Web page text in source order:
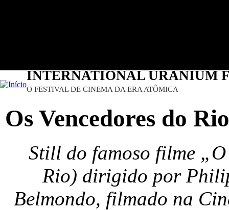
INTERNATIONAL URANIUM
O FESTIVAL DE CINEMA DA ERA ATÔMICA
Os Vencedores do
Still do famoso filme
Rio) dirigido por
Belmondo, filmado na